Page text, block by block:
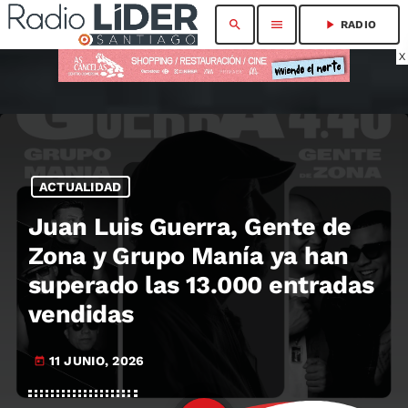
X
search menu play_arrow RADIO
ACTUALIDAD
Juan Luis Guerra, Gente de
Zona y Grupo Manía ya han
superado las 13.000 entradas
vendidas
today 11 JUNIO, 2026